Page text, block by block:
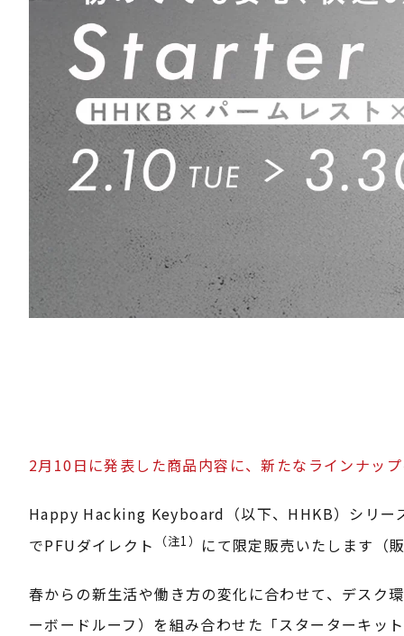
2月10日に発表した商品内容に、新たなラインナッ
Happy Hacking Keyboard（以下、HHKB）シリー
でPFUダイレクト
（注1） にて限定販売いたします（
春からの新生活や働き方の変化に合わせて、デス
ーボードルーフ）を組み合わせた「スターターキッ